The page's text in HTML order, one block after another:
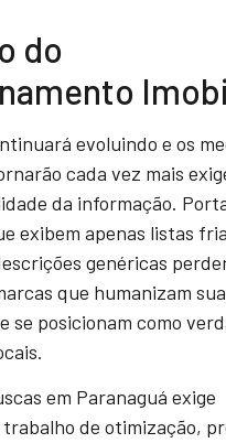
do
evoluindo e os
cada vez mais
da informação.
exibem apenas listas
genéricas
que humanizam sua
se posicionam como
em Paranaguá exige
de otimização,